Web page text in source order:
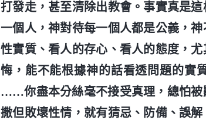
打發走，甚至清除出教會。事實真是
一個人，神對待每一個人都是公義，
性實質、看人的存心、看人的態度，
悔，能不能根據神的話看透問題的實
……你盡本分絲毫不接受真理，總怕被
撒但敗壞性情，就有猜忌、防備、誤